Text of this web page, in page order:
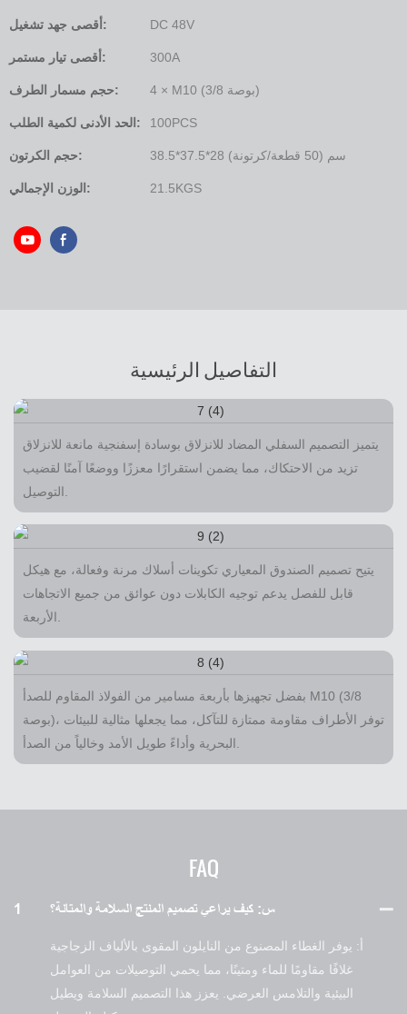
أقصى جهد تشغيل: DC 48V
أقصى تيار مستمر: 300A
حجم مسمار الطرف: 4 × M10 (3/8 بوصة)
الحد الأدنى لكمية الطلب: 100PCS
حجم الكرتون: 38.5*37.5*28 سم (50 قطعة/كرتونة)
الوزن الإجمالي: 21.5KGS
التفاصيل الرئيسية
يتميز التصميم السفلي المضاد للانزلاق بوسادة إسفنجية مانعة للانزلاق
تزيد من الاحتكاك، مما يضمن استقرارًا معززًا ووضعًا آمنًا لقضيب
يتيح تصميم الصندوق المعياري تكوينات أسلاك مرنة وفعالة، مع هيكل
قابل للفصل يدعم توجيه الكابلات دون عوائق من جميع الاتجاهات
الأربعة.
بفضل تجهيزها بأربعة مسامير من الفولاذ المقاوم للصدأ M10 (3/8
بوصة)، توفر الأطراف مقاومة ممتازة للتآكل، مما يجعلها مثالية للبيئات
FAQ
1 س: كيف يراعي تصميم المنتج السلامة والمتانة؟
أ: يوفر الغطاء المصنوع من النايلون المقوى بالألياف الزجاجية
غلافًا مقاومًا للماء ومتينًا، مما يحمي التوصيلات من العوامل
البيئية والتلامس العرضي. يعزز هذا التصميم السلامة ويطيل